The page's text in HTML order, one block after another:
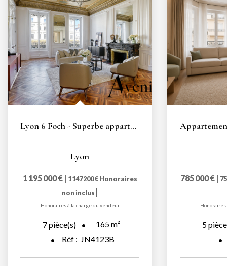
Lyon 6 Foch - Superbe appartement bourgeois T6 de 156m2
Lyon
1 195 000 € | 1 147 200 € Honoraires
non inclus |
Honoraires à la charge du vendeur
7pièce(s) 165m²
Réf : JN4123B
785 000 € |
Honoraires
5